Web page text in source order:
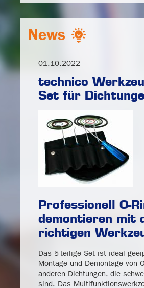
News
01.10.2022
technico
Set für
Professionell O-
demontieren mit
richtigen
Das 5-teilige Set ist ideal
Montage und Demontage von
anderen Dichtungen, die
sind. Das